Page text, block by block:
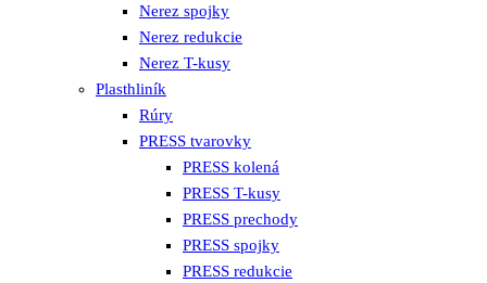
Nerez spojky
Nerez redukcie
Nerez T-kusy
Plasthliník
Rúry
PRESS tvarovky
PRESS kolená
PRESS T-kusy
PRESS prechody
PRESS spojky
PRESS redukcie